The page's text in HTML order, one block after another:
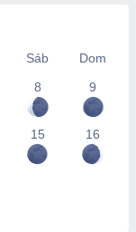
Sáb
Dom
8 9
15 16